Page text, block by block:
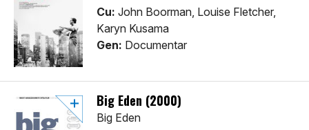
Cu: John Boorman, Louise Fletcher,
Karyn Kusama
Gen: Documentar
Big Eden (2000)
Big Eden